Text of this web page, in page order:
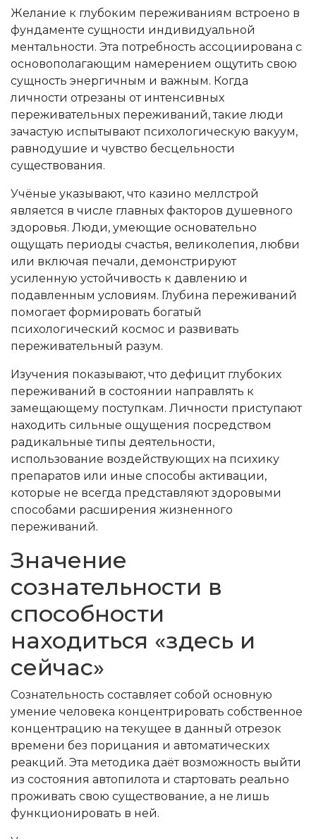
Желание к глубоким переживаниям встроено в
фундаменте сущности индивидуальной
ментальности. Эта потребность ассоциирована с
основополагающим намерением ощутить свою
сущность энергичным и важным. Когда
личности отрезаны от интенсивных
переживательных переживаний, такие люди
зачастую испытывают психологическую вакуум,
равнодушие и чувство бесцельности
существования.
Учёные указывают, что казино меллстрой
является в числе главных факторов душевного
здоровья. Люди, умеющие основательно
ощущать периоды счастья, великолепия, любви
или включая печали, демонстрируют
усиленную устойчивость к давлению и
подавленным условиям. Глубина переживаний
помогает формировать богатый
психологический космос и развивать
переживательный разум.
Изучения показывают, что дефицит глубоких
переживаний в состоянии направлять к
замещающему поступкам. Личности приступают
находить сильные ощущения посредством
радикальные типы деятельности,
использование воздействующих на психику
препаратов или иные способы активации,
которые не всегда представляют здоровыми
способами расширения жизненного
переживаний.
Значение
сознательности в
способности
находиться «здесь и
сейчас»
Сознательность составляет собой основную
умение человека концентрировать собственное
концентрацию на текущее в данный отрезок
времени без порицания и автоматических
реакций. Эта методика даёт возможность выйти
из состояния автопилота и стартовать реально
проживать свою существование, а не лишь
функционировать в ней.